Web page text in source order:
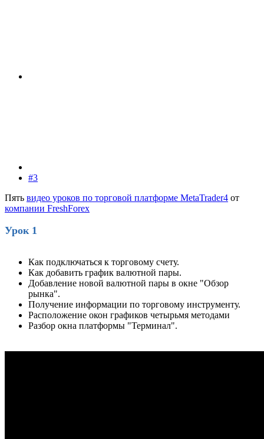
#3
Пять видео уроков по торговой платформе MetaTrader4 от
компании FreshForex
Урок 1
Как подключаться к торговому счету.
Как добавить график валютной пары.
Добавление новой валютной пары в окне "Обзор
рынка".
Получение информации по торговому инструменту.
Расположение окон графиков четырьмя методами
Разбор окна платформы "Терминал".